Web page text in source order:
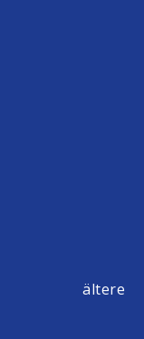
ältere